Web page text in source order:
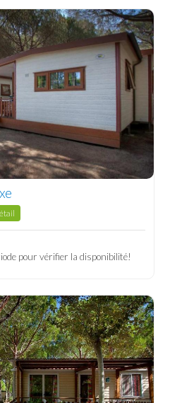
pour vérifier la disponibilité!